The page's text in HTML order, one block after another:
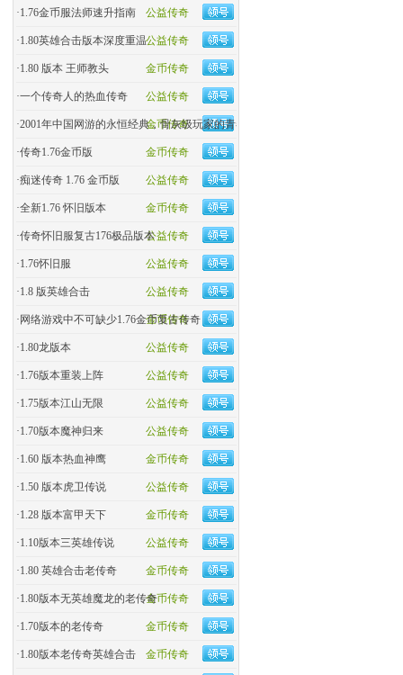
公益传奇
·1.76金币服法师速升指南
公益传奇
·1.80英雄合击版本深度重温
金币传奇
·1.80 版本 王师教头
公益传奇
·一个传奇人的热血传奇
金币传奇
·2001年中国网游的永恒经典，骨灰级玩家的青春回忆杀！
金币传奇
·传奇1.76金币版
公益传奇
·痴迷传奇 1.76 金币版
金币传奇
·全新1.76 怀旧版本
公益传奇
·传奇怀旧服复古176极品版本
公益传奇
·1.76怀旧服
公益传奇
·1.8 版英雄合击
金币传奇
· 网络游戏中不可缺少1.76金币复古传奇
公益传奇
·1.80龙版本
公益传奇
·1.76版本重装上阵
公益传奇
·1.75版本江山无限
公益传奇
·1.70版本魔神归来
金币传奇
·1.60 版本热血神鹰
公益传奇
·1.50 版本虎卫传说
金币传奇
·1.28 版本富甲天下
公益传奇
·1.10版本三英雄传说
金币传奇
·1.80 英雄合击老传奇
金币传奇
·1.80版本无英雄魔龙的老传奇
金币传奇
·1.70版本的老传奇
金币传奇
·1.80版本老传奇英雄合击